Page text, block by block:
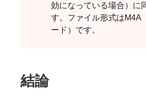
効になっている場合）に
す。ファイル形式はM4A
ード）です。
結論